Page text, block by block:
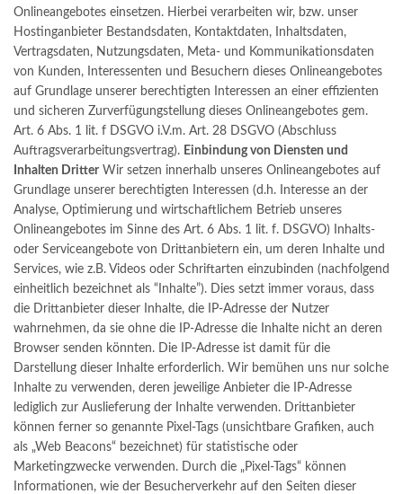
Onlineangebotes einsetzen. Hierbei verarbeiten wir, bzw. unser
Hostinganbieter Bestandsdaten, Kontaktdaten, Inhaltsdaten,
Vertragsdaten, Nutzungsdaten, Meta- und Kommunikationsdaten
von Kunden, Interessenten und Besuchern dieses Onlineangebotes
auf Grundlage unserer berechtigten Interessen an einer effizienten
und sicheren Zurverfügungstellung dieses Onlineangebotes gem.
Art. 6 Abs. 1 lit. f DSGVO i.V.m. Art. 28 DSGVO (Abschluss
Auftragsverarbeitungsvertrag). Einbindung von Diensten und
Inhalten Dritter Wir setzen innerhalb unseres Onlineangebotes auf
Grundlage unserer berechtigten Interessen (d.h. Interesse an der
Analyse, Optimierung und wirtschaftlichem Betrieb unseres
Onlineangebotes im Sinne des Art. 6 Abs. 1 lit. f. DSGVO) Inhalts-
oder Serviceangebote von Drittanbietern ein, um deren Inhalte und
Services, wie z.B. Videos oder Schriftarten einzubinden (nachfolgend
einheitlich bezeichnet als “Inhalte”). Dies setzt immer voraus, dass
die Drittanbieter dieser Inhalte, die IP-Adresse der Nutzer
wahrnehmen, da sie ohne die IP-Adresse die Inhalte nicht an deren
Browser senden könnten. Die IP-Adresse ist damit für die
Darstellung dieser Inhalte erforderlich. Wir bemühen uns nur solche
Inhalte zu verwenden, deren jeweilige Anbieter die IP-Adresse
lediglich zur Auslieferung der Inhalte verwenden. Drittanbieter
können ferner so genannte Pixel-Tags (unsichtbare Grafiken, auch
als „Web Beacons“ bezeichnet) für statistische oder
Marketingzwecke verwenden. Durch die „Pixel-Tags“ können
Informationen, wie der Besucherverkehr auf den Seiten dieser